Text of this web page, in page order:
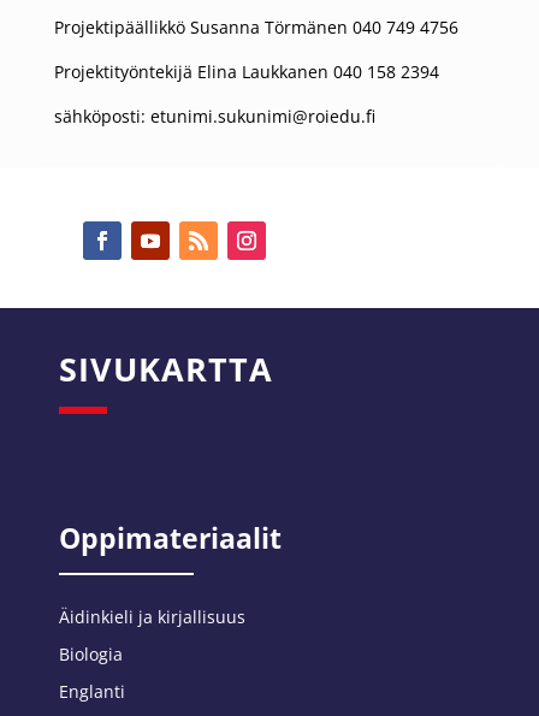
Projektipäällikkö Susanna Törmänen 040 749 4756
Projektityöntekijä Elina Laukkanen 040 158 2394
sähköposti: etunimi.sukunimi@roiedu.fi
SIVUKARTTA
Oppimateriaalit
Äidinkieli ja kirjallisuus
Biologia
Englanti